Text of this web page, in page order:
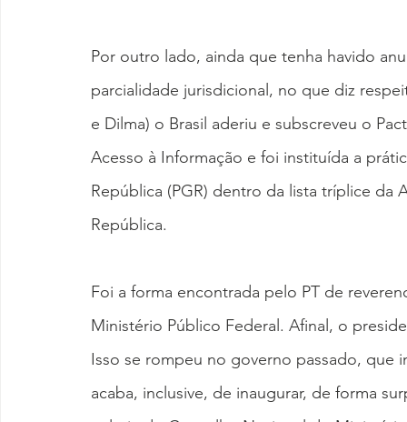
Por outro lado, ainda que tenha havido
parcialidade jurisdicional, no que diz
e Dilma) o Brasil aderiu e subscreveu o
Acesso à Informação e foi instituída a
República (PGR) dentro da lista tríplice da
República.
Foi a forma encontrada pelo PT de
Ministério Público Federal. Afinal, o
Isso se rompeu no governo passado, que
acaba, inclusive, de inaugurar, de forma